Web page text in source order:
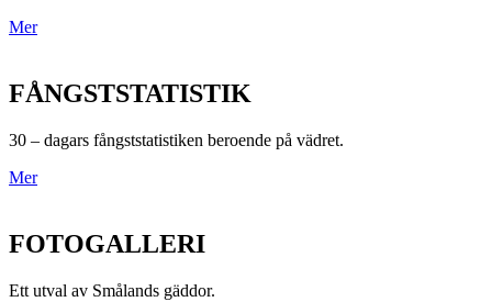
Mer
FÅNGSTSTATISTIK
30 – dagars fångststatistiken beroende på vädret.
Mer
FOTOGALLERI
Ett utval av Smålands gäddor.